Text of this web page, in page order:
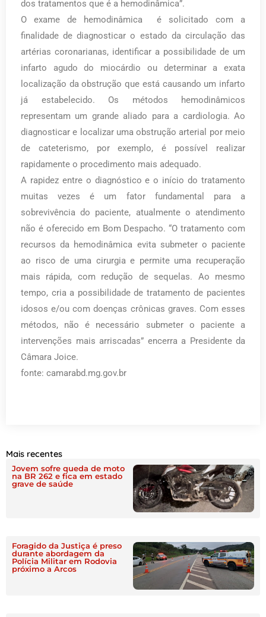
dos tratamentos que é a hemodinâmica”.
O exame de hemodinâmica é solicitado com a
finalidade de diagnosticar o estado da circulação das
artérias coronarianas, identificar a possibilidade de um
infarto agudo do miocárdio ou determinar a exata
localização da obstrução que está causando um infarto
já estabelecido. Os métodos hemodinâmicos
representam um grande aliado para a cardiologia. Ao
diagnosticar e localizar uma obstrução arterial por meio
de cateterismo, por exemplo, é possível realizar
rapidamente o procedimento mais adequado.
A rapidez entre o diagnóstico e o início do tratamento
muitas vezes é um fator fundamental para a
sobrevivência do paciente, atualmente o atendimento
não é oferecido em Bom Despacho. “O tratamento com
recursos da hemodinâmica evita submeter o paciente
ao risco de uma cirurgia e permite uma recuperação
mais rápida, com redução de sequelas. Ao mesmo
tempo, cria a possibilidade de tratamento de pacientes
idosos e/ou com doenças crônicas graves. Com esses
métodos, não é necessário submeter o paciente a
intervenções mais arriscadas” encerra a Presidente da
Câmara Joice.
fonte: camarabd.mg.gov.br
Mais recentes
Jovem sofre queda de moto
na BR 262 e fica em estado
grave de saúde
Foragido da Justiça é preso
durante abordagem da
Polícia Militar em Rodovia
próximo a Arcos